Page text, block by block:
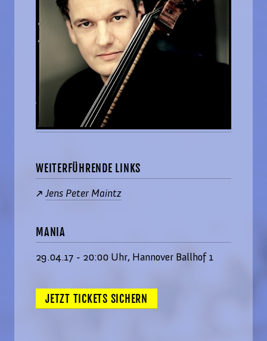
WEITERFÜHRENDE LINKS
Jens Peter Maintz
MANIA
29.04.17 - 20:00 Uhr, Hannover Ballhof 1
JETZT TICKETS SICHERN